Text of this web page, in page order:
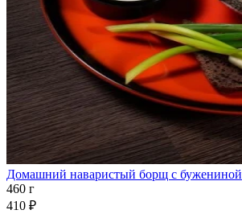
Домашний наваристый борщ с бужениной
460 г
410 ₽